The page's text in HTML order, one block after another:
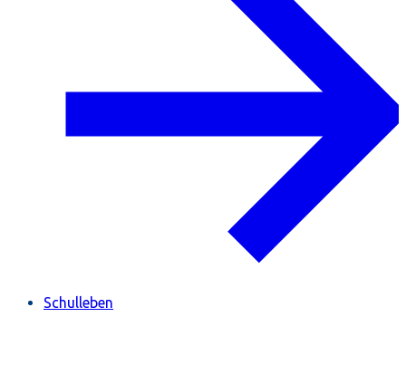
Schulleben